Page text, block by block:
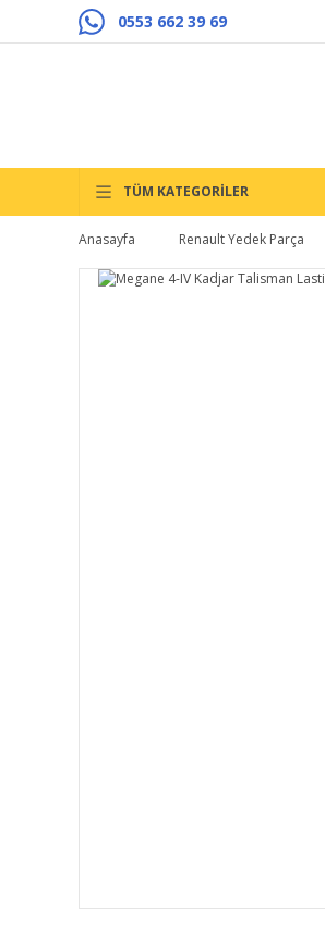
0553 662 39 69
TÜM KATEGORİLER
Anasayfa Renault Yedek Parça